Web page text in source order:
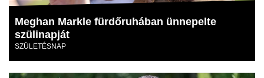
Meghan Markle fürdőruhában ünnepelte
szülinapját
SZÜLETÉSNAP